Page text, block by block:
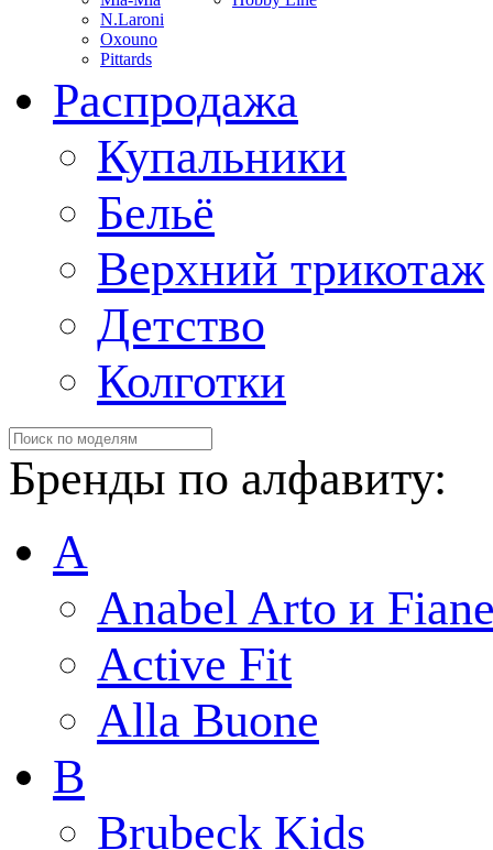
N.Laroni
Oxouno
Pittards
Распродажа
Купальники
Бельё
Верхний трикотаж
Детство
Колготки
Бренды по алфавиту:
A
Anabel Arto и
Active Fit
Alla Buone
B
Brubeck Kids